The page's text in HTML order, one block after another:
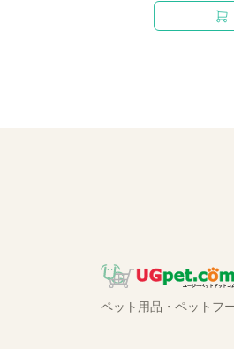
ペット用品・ペットフ